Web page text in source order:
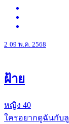
2 09 พ.ค. 2568
ฝ้าย
หญิง 40
ใครอยากดูฉันกับ